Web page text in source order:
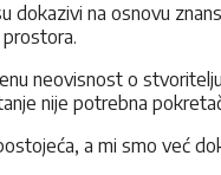
na osnovu
neovisnost o
nije potrebna
a mi smo već